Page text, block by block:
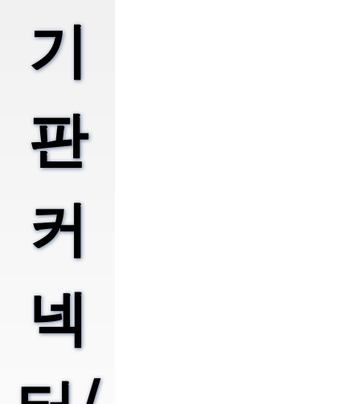
기
판
커
넥